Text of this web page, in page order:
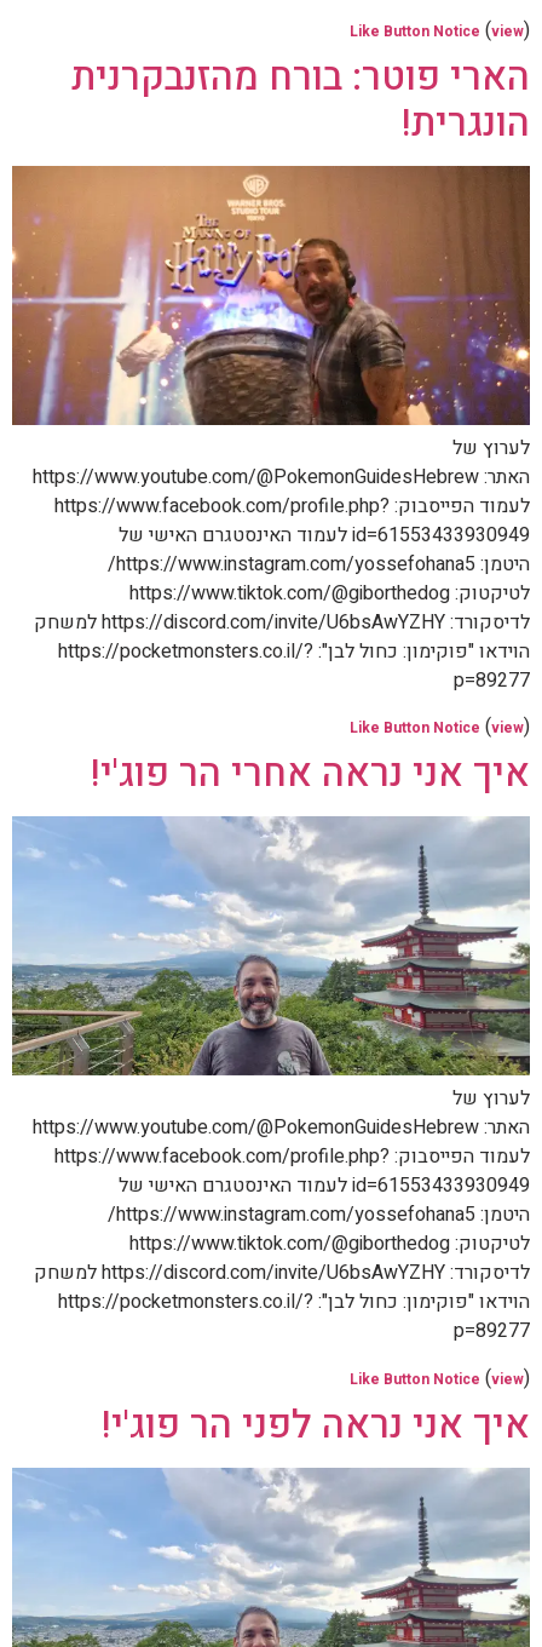
Like Button Notice (view)
הארי פוטר: בורח מהזנבקרנית
הונגרית!
לערוץ של
האתר: https://www.youtube.com/@PokemonGuidesHebrew
לעמוד הפייסבוק: https://www.facebook.com/profile.php?
id=61553433930949 לעמוד האינסטגרם האישי של
היטמן: https://www.instagram.com/yossefohana5/
לטיקטוק: https://www.tiktok.com/@giborthedog
לדיסקורד: https://discord.com/invite/U6bsAwYZHY למשחק
הוידאו "פוקימון: כחול לבן": https://pocketmonsters.co.il/?
p=89277
Like Button Notice (view)
איך אני נראה אחרי הר פוג'י!
לערוץ של
האתר: https://www.youtube.com/@PokemonGuidesHebrew
לעמוד הפייסבוק: https://www.facebook.com/profile.php?
id=61553433930949 לעמוד האינסטגרם האישי של
היטמן: https://www.instagram.com/yossefohana5/
לטיקטוק: https://www.tiktok.com/@giborthedog
לדיסקורד: https://discord.com/invite/U6bsAwYZHY למשחק
הוידאו "פוקימון: כחול לבן": https://pocketmonsters.co.il/?
p=89277
Like Button Notice (view)
איך אני נראה לפני הר פוג'י!